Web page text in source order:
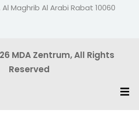
Maghrib Al Arabi Rabat 10060
MDA Zentrum, All Rights
Reserved